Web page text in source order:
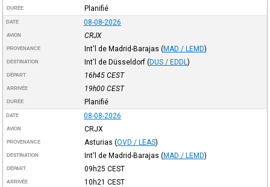
DURÉE Planifié
DATE 08-08-2026
AVION CRJX
PROVENANCE Int'l de Madrid-Barajas (MAD / LEMD)
DESTINATION Int'l de Düsseldorf (DUS / EDDL )
DÉPART 16h45 CEST
ARRIVÉE 19h00 CEST
DURÉE Planifié
DATE 08-08-2026
AVION CRJX
PROVENANCE Asturias (OVD / LEAS)
DESTINATION Int'l de Madrid-Barajas (MAD / LEMD)
DÉPART 09h25 CEST
ARRIVÉE 10h21 CEST